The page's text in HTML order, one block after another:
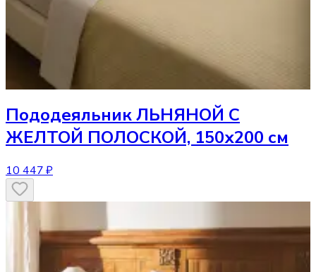
ПододеяльникЛЬНЯНОЙ С
ЖЕЛТОЙ ПОЛОСКОЙ, 150х200 см
10 447 ₽